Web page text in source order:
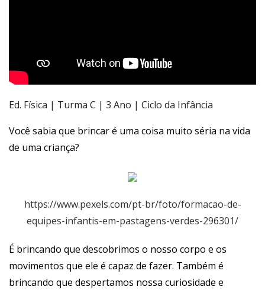
Ed. Física | Turma C | 3 Ano | Ciclo da Infância
Você sabia que brincar é uma coisa muito séria na vida
de uma criança?
https://www.pexels.com/pt-br/foto/formacao-de-
equipes-infantis-em-pastagens-verdes-296301/
É brincando que descobrimos o nosso corpo e os
movimentos que ele é capaz de fazer. Também é
brincando que despertamos nossa curiosidade e